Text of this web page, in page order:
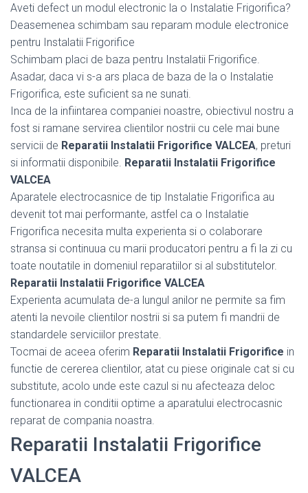
Aveti defect un modul electronic la o Instalatie Frigorifica?
Deasemenea schimbam sau reparam module electronice
pentru Instalatii Frigorifice
Schimbam placi de baza pentru Instalatii Frigorifice.
Asadar, daca vi s-a ars placa de baza de la o Instalatie
Frigorifica, este suficient sa ne sunati.
Inca de la infiintarea companiei noastre, obiectivul nostru a
fost si ramane servirea clientilor nostrii cu cele mai bune
servicii de Reparatii Instalatii Frigorifice VALCEA, preturi
si informatii disponibile. Reparatii Instalatii Frigorifice
VALCEA
Aparatele electrocasnice de tip Instalatie Frigorifica au
devenit tot mai performante, astfel ca o Instalatie
Frigorifica necesita multa experienta si o colaborare
stransa si continuua cu marii producatori pentru a fi la zi cu
toate noutatile in domeniul reparatiilor si al substitutelor.
Reparatii Instalatii Frigorifice VALCEA
Experienta acumulata de-a lungul anilor ne permite sa fim
atenti la nevoile clientilor nostrii si sa putem fi mandrii de
standardele serviciilor prestate.
Tocmai de aceea oferim Reparatii Instalatii Frigorifice in
functie de cererea clientilor, atat cu piese originale cat si cu
substitute, acolo unde este cazul si nu afecteaza deloc
functionarea in conditii optime a aparatului electrocasnic
reparat de compania noastra.
Reparatii Instalatii Frigorifice
VALCEA